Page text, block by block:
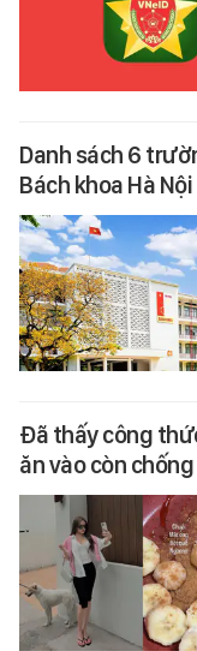
Danh sách 6
Bách khoa Hà Nội
Đã thấy công
ăn vào còn